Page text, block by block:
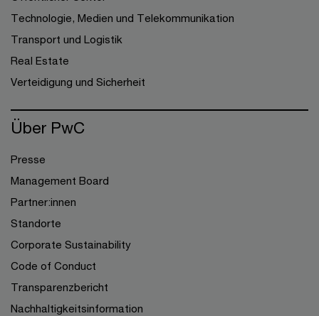
Technologie, Medien und Telekommunikation
Transport und Logistik
Real Estate
Verteidigung und Sicherheit
Über PwC
Presse
Management Board
Partner:innen
Standorte
Corporate Sustainability
Code of Conduct
Transparenzbericht
Nachhaltigkeitsinformation